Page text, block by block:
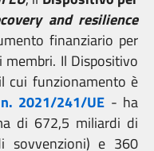
and resilience
finanziario per
Il Dispositivo
cui funzionamento è
2021/241/UE - ha
di 672,5 miliardi di
sovvenzioni) e 360